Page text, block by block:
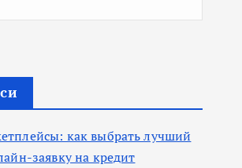
как выбрать лучший
заявку на кредит